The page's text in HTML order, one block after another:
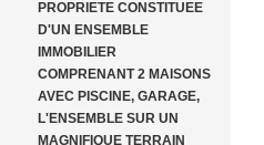
PROPRIETE CONSTITUEE
D'UN ENSEMBLE
IMMOBILIER
COMPRENANT 2 MAISONS
AVEC PISCINE, GARAGE,
L'ENSEMBLE SUR UN
MAGNIFIQUE TERRAIN